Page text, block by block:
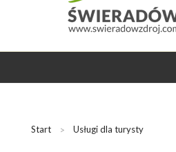
BAZA NOCLEGÓW
Start Usługi dla turysty